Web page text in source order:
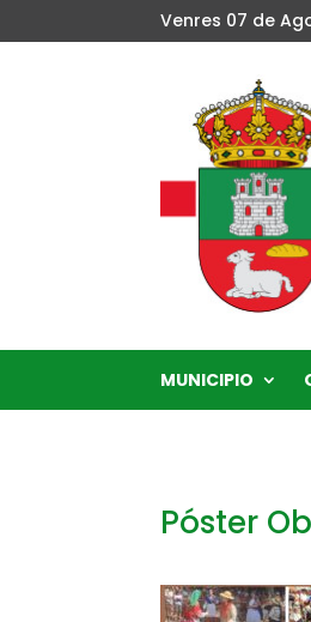
Venres 07 de
MUNICIPIO
Póster